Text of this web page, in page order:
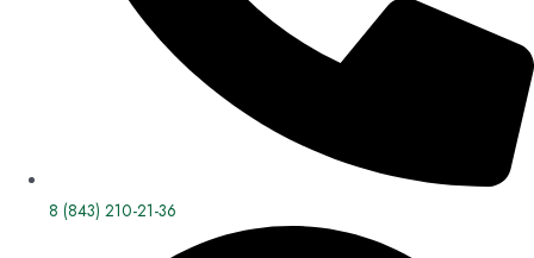
8 (843) 210-21-36